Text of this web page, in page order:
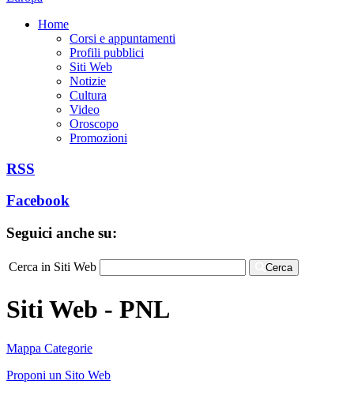
Home
Corsi e appuntamenti
Profili pubblici
Siti Web
Notizie
Cultura
Video
Oroscopo
Promozioni
RSS
Facebook
Seguici anche su:
Cerca in Siti Web Cerca
Siti Web - PNL
Mappa Categorie
Proponi un Sito Web